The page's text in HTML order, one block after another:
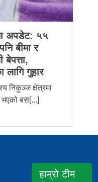
अपडेट: ५५
बीमा र
बेपत्ता,
लागि गुहार
निकुञ्ज क्षेत्रमा
भएको बस[...]
हाम्रो टीम